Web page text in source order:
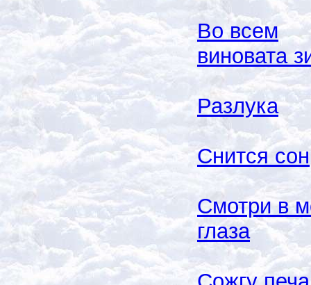
Во всем
виновата
Разлука
Снится сон
Смотри в
глаза